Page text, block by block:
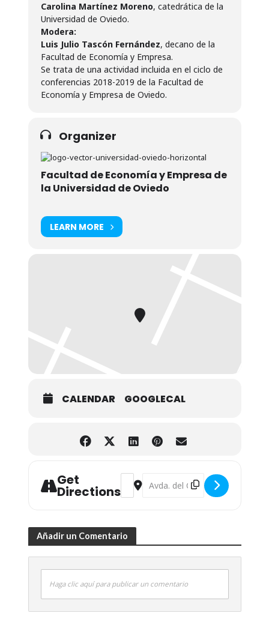
Carolina Martínez Moreno, catedrática de la
Universidad de Oviedo.
Modera:
Luis Julio Tascón Fernández, decano de la
Facultad de Economía y Empresa.
Se trata de una actividad incluida en el ciclo de
conferencias 2018-2019 de la Facultad de
Economía y Empresa de Oviedo.
Organizer
Facultad de Economía y Empresa de
la Universidad de Oviedo
LEARN MORE
CALENDAR GOOGLECAL
Get
Directions
Address - Conferencia '130 años de
Destination Address -
Añadir un Comentario
Haga clic aquí para publicar un comentario